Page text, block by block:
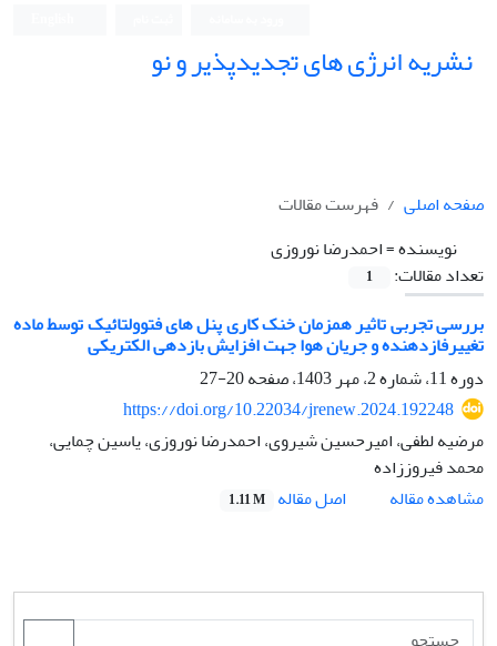
نشریه انرژی های تجدیدپذیر و نو
صفحه اصلی
فهرست مقالات
نویسنده =احمدرضا نوروزی
تعداد مقالات:
1
بررسی تجربی تاثیر همزمان خنک کاری پنل های فتوولتائیک توسط ماده
تغییرفازدهنده و جریان هوا جهت افزایش بازدهی الکتریکی
دوره 11، شماره 2، مهر 1403، صفحه
20-27
https://doi.org/10.22034/jrenew.2024.192248
مرضیه لطفی، امیرحسین شیروی، احمدرضا نوروزی، یاسین چمایی،
محمد فیروززاده
مشاهده مقاله
اصل مقاله 1.11 M